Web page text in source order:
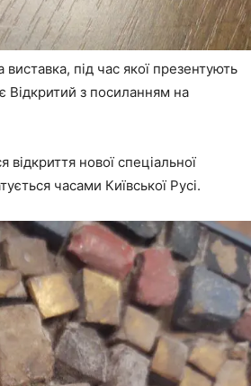
під час якої презентують
Відкритий з посиланням на
нової спеціальної
часами Київської Русі.